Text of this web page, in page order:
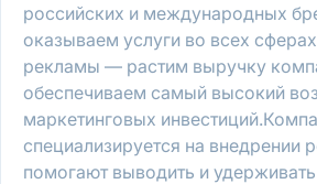
российских и международных
оказываем услуги во всех
рекламы — растим выручку
обеспечиваем самый высокий
маркетинговых
специализируется на внедрении
помогают выводить и